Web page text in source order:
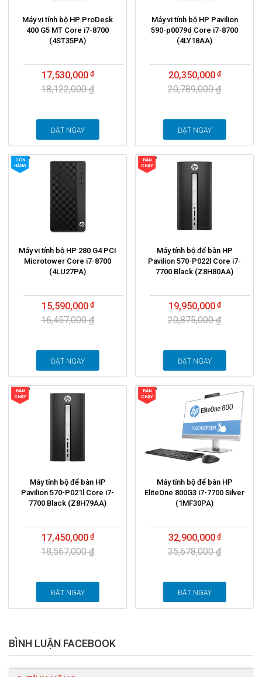
Máy vi tính bộ HP ProDesk
400 G5 MT Core i7-8700
(4ST35PA)
17,530,000
18,122,000 ₫
ĐẶT NGAY
Máy vi tính bộ HP Pavilion
590-p0079d Core i7-8700
(4LY18AA)
20,350,000
20,789,000 ₫
ĐẶT NGAY
CÒN
HÀNG
Máy vi tính bộ HP 280 G4 PCI
Microtower Core i7-8700
(4LU27PA)
15,590,000
16,457,000 ₫
ĐẶT NGAY
BÁN
CHẠY
Máy tính bộ để bàn HP
Pavilion 570-P022l Core i7-
7700 Black (Z8H80AA)
19,950,000
20,875,000 ₫
ĐẶT NGAY
BÁN
CHẠY
Máy tính bộ để bàn HP
Pavilion 570-P021l Core i7-
7700 Black (Z8H79AA)
17,450,000
18,567,000 ₫
ĐẶT NGAY
BÁN
CHẠY
Máy tính bộ để bàn HP
EliteOne 800G3 i7-7700 Silver
(1MF30PA)
32,900,000
35,678,000 ₫
ĐẶT NGAY
BÌNH LUẬN FACEBOOK